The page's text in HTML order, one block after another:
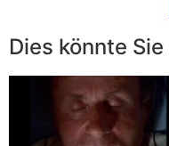
Dies könnte